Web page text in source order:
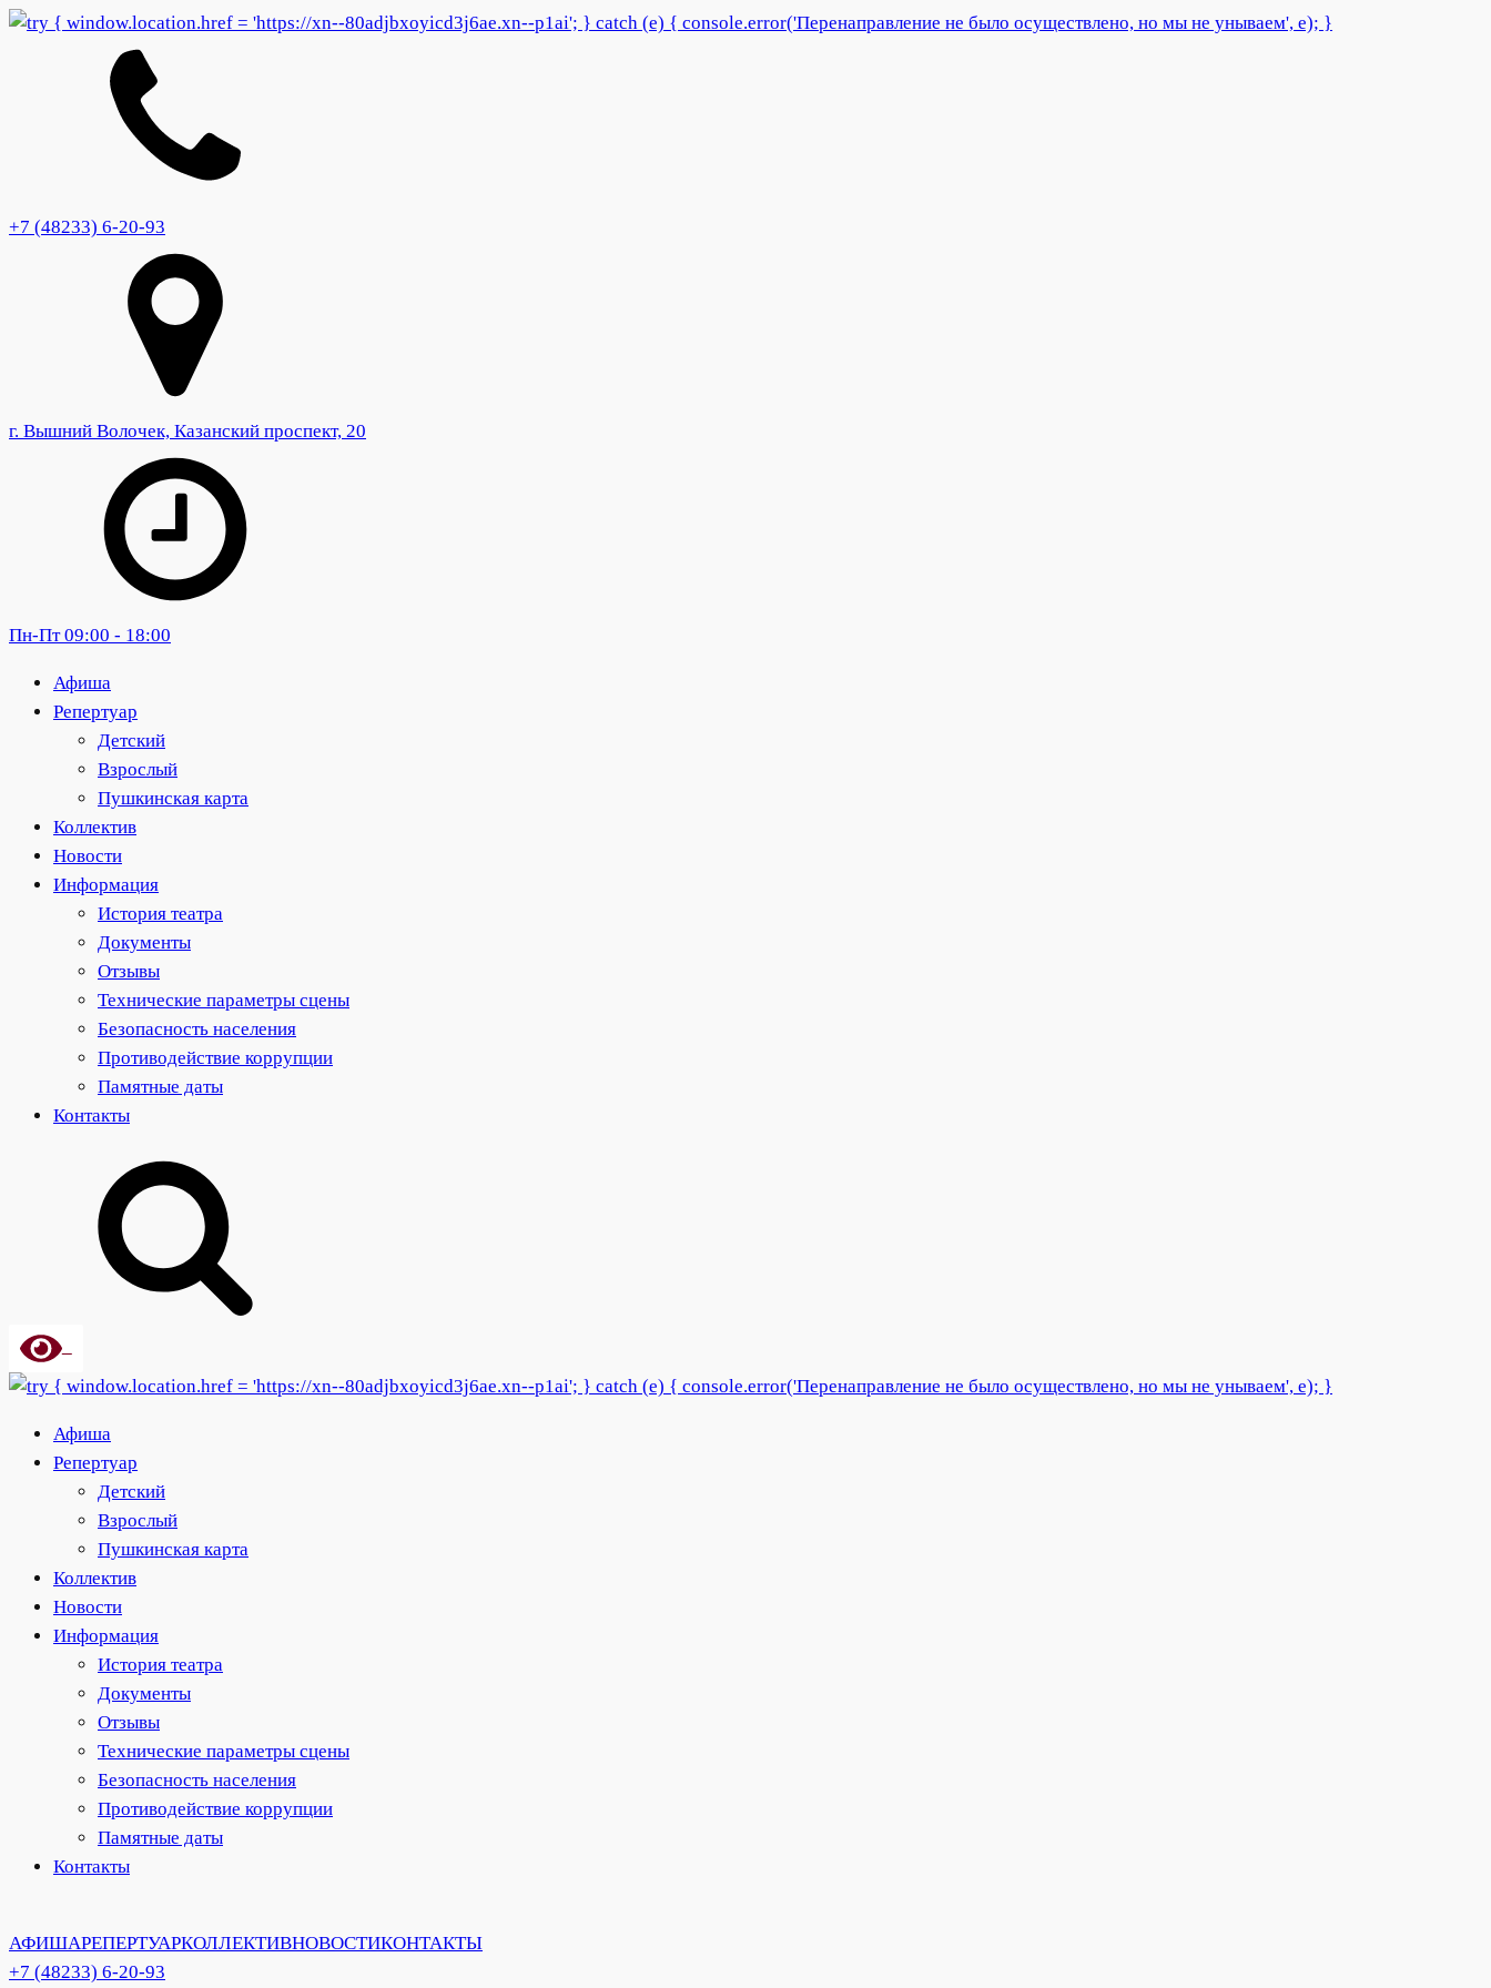
+7 (48233) 6-20-93
г. Вышний Волочек, Казанский проспект, 20
Пн-Пт 09:00 - 18:00
Афиша
Репертуар
Детский
Взрослый
Пушкинская карта
Коллектив
Новости
Информация
История театра
Документы
Отзывы
Технические параметры сцены
Безопасность населения
Противодействие коррупции
Памятные даты
Контакты
Афиша
Репертуар
Детский
Взрослый
Пушкинская карта
Коллектив
Новости
Информация
История театра
Документы
Отзывы
Технические параметры сцены
Безопасность населения
Противодействие коррупции
Памятные даты
Контакты
АФИШАРЕПЕРТУАРКОЛЛЕКТИВНОВОСТИКОНТАКТЫ
+7 (48233) 6-20-93